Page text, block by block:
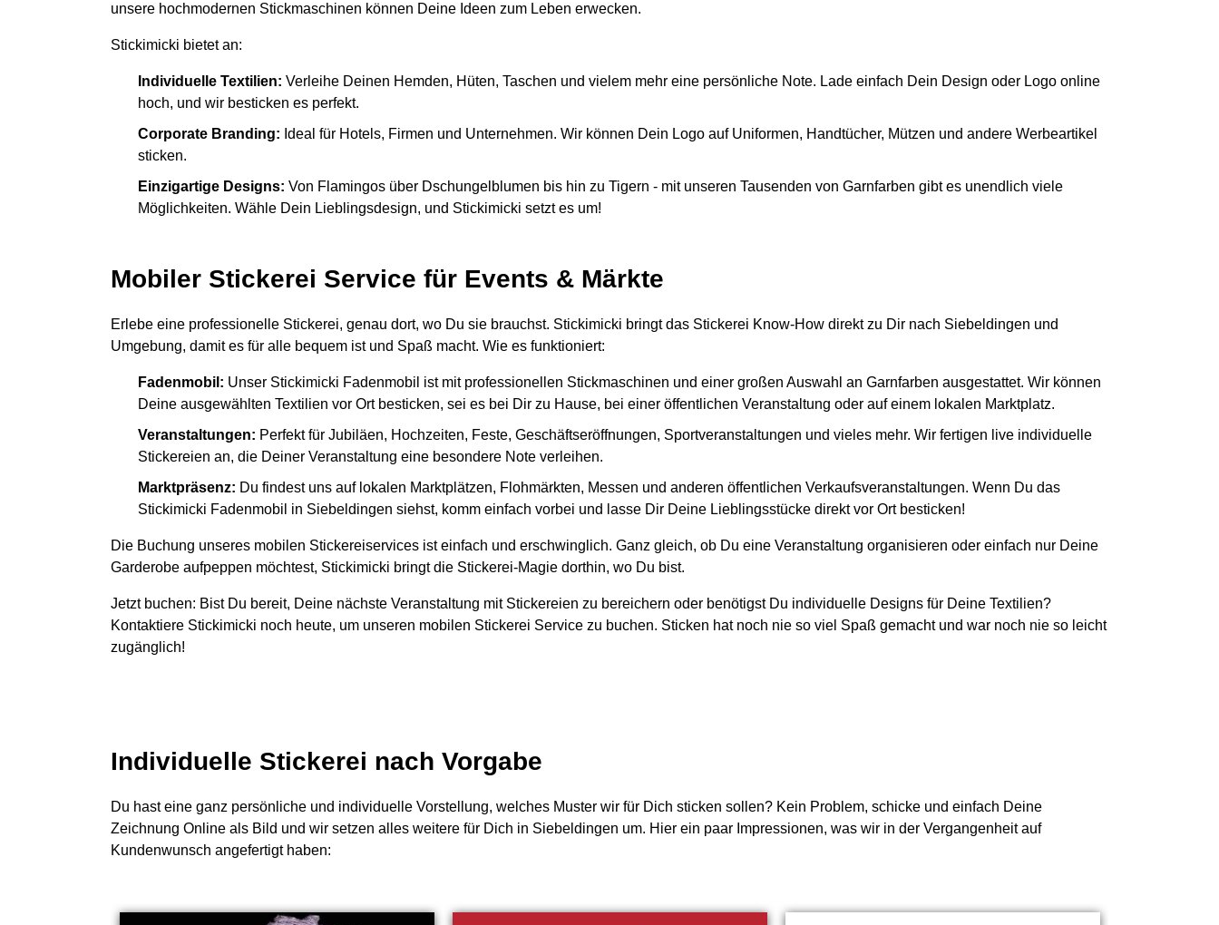
unsere hochmodernen Stickmaschinen können Deine Ideen zum Leben erwecken.
Stickimicki bietet an:
Individuelle Textilien: Verleihe Deinen Hemden, Hüten, Taschen und vielem mehr eine persönliche Note. Lade einfach Dein Design oder Logo online
hoch, und wir besticken es perfekt.
Corporate Branding: Ideal für Hotels, Firmen und Unternehmen. Wir können Dein Logo auf Uniformen, Handtücher, Mützen und andere Werbeartikel
sticken.
Einzigartige Designs: Von Flamingos über Dschungelblumen bis hin zu Tigern - mit unseren Tausenden von Garnfarben gibt es unendlich viele
Möglichkeiten. Wähle Dein Lieblingsdesign, und Stickimicki setzt es um!
Mobiler Stickerei Service für Events & Märkte
Erlebe eine professionelle Stickerei, genau dort, wo Du sie brauchst. Stickimicki bringt das Stickerei Know-How direkt zu Dir nach Siebeldingen und
Umgebung, damit es für alle bequem ist und Spaß macht. Wie es funktioniert:
Fadenmobil: Unser Stickimicki Fadenmobil ist mit professionellen Stickmaschinen und einer großen Auswahl an Garnfarben ausgestattet. Wir können
Deine ausgewählten Textilien vor Ort besticken, sei es bei Dir zu Hause, bei einer öffentlichen Veranstaltung oder auf einem lokalen Marktplatz.
Veranstaltungen: Perfekt für Jubiläen, Hochzeiten, Feste, Geschäftseröffnungen, Sportveranstaltungen und vieles mehr. Wir fertigen live individuelle
Stickereien an, die Deiner Veranstaltung eine besondere Note verleihen.
Marktpräsenz: Du findest uns auf lokalen Marktplätzen, Flohmärkten, Messen und anderen öffentlichen Verkaufsveranstaltungen. Wenn Du das
Stickimicki Fadenmobil in Siebeldingen siehst, komm einfach vorbei und lasse Dir Deine Lieblingsstücke direkt vor Ort besticken!
Die Buchung unseres mobilen Stickereiservices ist einfach und erschwinglich. Ganz gleich, ob Du eine Veranstaltung organisieren oder einfach nur Deine
Garderobe aufpeppen möchtest, Stickimicki bringt die Stickerei-Magie dorthin, wo Du bist.
Jetzt buchen: Bist Du bereit, Deine nächste Veranstaltung mit Stickereien zu bereichern oder benötigst Du individuelle Designs für Deine Textilien?
Kontaktiere Stickimicki noch heute, um unseren mobilen Stickerei Service zu buchen. Sticken hat noch nie so viel Spaß gemacht und war noch nie so leicht
zugänglich!
Individuelle Stickerei nach Vorgabe
Du hast eine ganz persönliche und individuelle Vorstellung, welches Muster wir für Dich sticken sollen? Kein Problem, schicke und einfach Deine
Zeichnung Online als Bild und wir setzen alles weitere für Dich in Siebeldingen um. Hier ein paar Impressionen, was wir in der Vergangenheit auf
Kundenwunsch angefertigt haben: